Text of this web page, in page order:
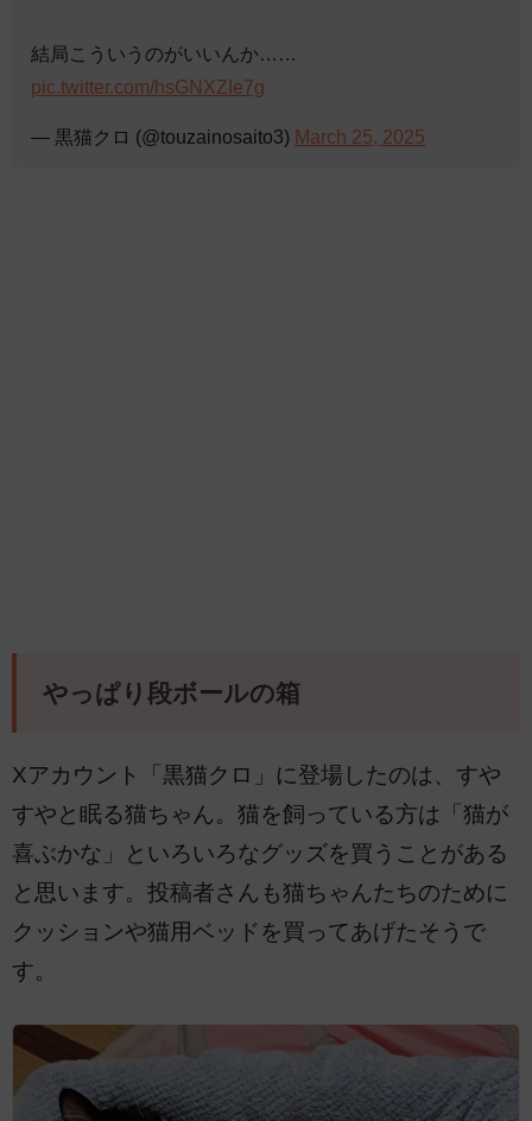
結局こういうのがいいんか……
pic.twitter.com/hsGNXZIe7g
— 黒猫クロ (@touzainosaito3) March 25, 2025
やっぱり段ボールの箱
Xアカウント「黒猫クロ」に登場したのは、すや
すやと眠る猫ちゃん。猫を飼っている方は「猫が
喜ぶかな」といろいろなグッズを買うことがある
と思います。投稿者さんも猫ちゃんたちのために
クッションや猫用ベッドを買ってあげたそうで
す。